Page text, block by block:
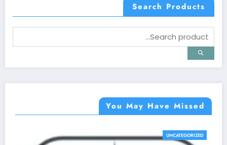
Search Products
You May Have Missed
UNCATEGORIZED